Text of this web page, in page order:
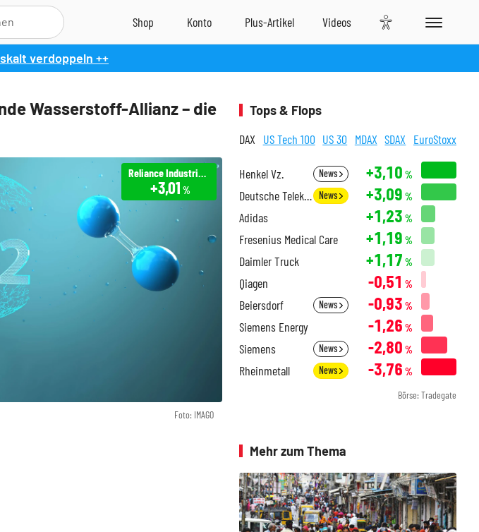
verdoppeln ++
Wasserstoff-Allianz – die
Foto: IMAGO
Reliance Industries Ltd. (GDRs144A)2/IR10
+3,01 %
Tops & Flops
DAX US Tech 100 US 30 MDAX SDAX EuroStoxx
Henkel Vz. News +3,10 %
Deutsche Telekom News +3,09 %
Adidas +1,23 %
Fresenius Medical Care +1,19 %
Daimler Truck +1,17 %
Qiagen -0,51 %
Beiersdorf News -0,93 %
Siemens Energy -1,26 %
Siemens News -2,80 %
Rheinmetall News -3,76 %
Börse: Tradegate
Mehr zum Thema